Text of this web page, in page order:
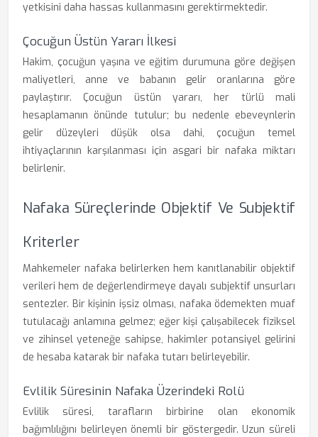
yetkisini daha hassas kullanmasını gerektirmektedir.
Çocuğun Üstün Yararı İlkesi
Hakim, çocuğun yaşına ve eğitim durumuna göre değişen
maliyetleri, anne ve babanın gelir oranlarına göre
paylaştırır. Çocuğun üstün yararı, her türlü mali
hesaplamanın önünde tutulur; bu nedenle ebeveynlerin
gelir düzeyleri düşük olsa dahi, çocuğun temel
ihtiyaçlarının karşılanması için asgari bir nafaka miktarı
belirlenir.
Nafaka Süreçlerinde Objektif Ve Subjektif
Kriterler
Mahkemeler nafaka belirlerken hem kanıtlanabilir objektif
verileri hem de değerlendirmeye dayalı subjektif unsurları
sentezler. Bir kişinin işsiz olması, nafaka ödemekten muaf
tutulacağı anlamına gelmez; eğer kişi çalışabilecek fiziksel
ve zihinsel yeteneğe sahipse, hakimler potansiyel gelirini
de hesaba katarak bir nafaka tutarı belirleyebilir.
Evlilik Süresinin Nafaka Üzerindeki Rolü
Evlilik süresi, tarafların birbirine olan ekonomik
bağımlılığını belirleyen önemli bir göstergedir. Uzun süreli